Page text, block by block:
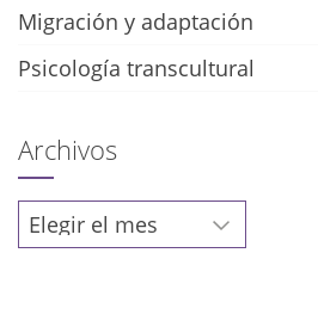
Migración y adaptación
Psicología transcultural
Archivos
Archivos